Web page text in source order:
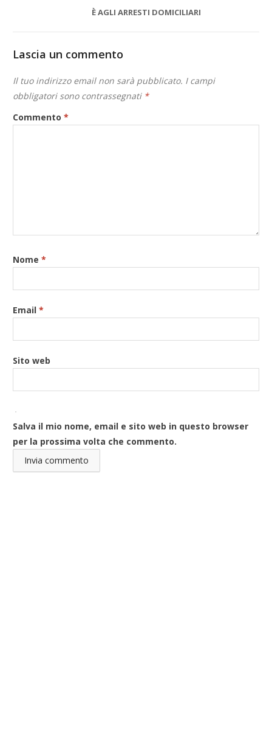
È AGLI ARRESTI DOMICILIARI
Lascia un commento
Il tuo indirizzo email non sarà pubblicato. I campi
obbligatori sono contrassegnati *
Commento*
Nome*
Email*
Sito web
Salva il mio nome, email e sito web in questo browser
per la prossima volta che commento.